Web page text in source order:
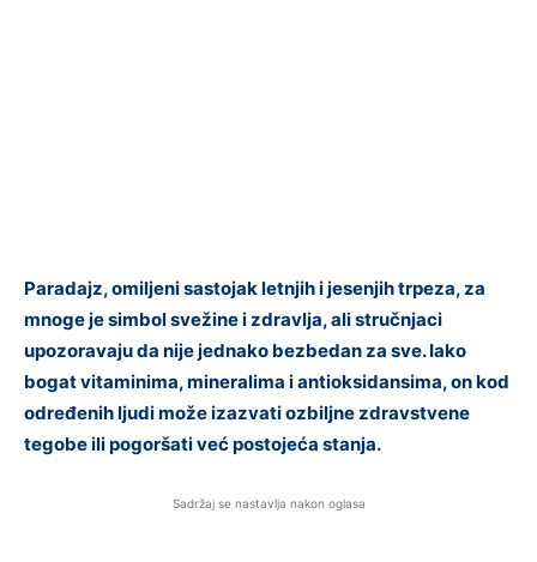
Paradajz, omiljeni sastojak letnjih i jesenjih trpeza, za
mnoge je simbol svežine i zdravlja, ali stručnjaci
upozoravaju da nije jednako bezbedan za sve. Iako
bogat vitaminima, mineralima i antioksidansima, on kod
određenih ljudi može izazvati ozbiljne zdravstvene
tegobe ili pogoršati već postojeća stanja.
Sadržaj se nastavlja nakon oglasa